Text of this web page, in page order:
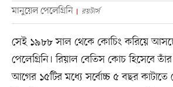
মানুয়েল পেলেগ্রিনি রয়টার্স
সেই ১৯৮৮ সাল থেকে কোচিং করিয়ে
পেলেগ্রিনি। রিয়াল বেতিস কোচ হিসেবে
আগের ১৫টির মধ্যে সর্বোচ্চ ৫ বছর কাটাতে